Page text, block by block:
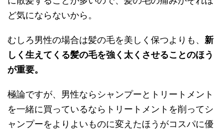
ど気にならないから。
むしろ男性の場合は髪の毛を美しく保つよりも、 新
しく生えてくる髪の毛を強く太くさせることのほう
が重要。
極論ですが、男性ならシャンプーとトリートメント
を一緒に買っているならトリートメントを削ってシ
ャンプーをよりよいものに変えたほうがコスパに優